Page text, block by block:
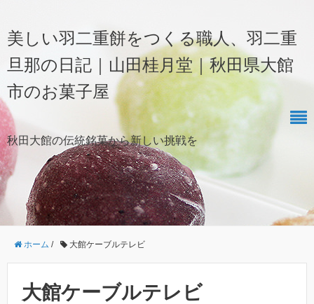
美しい羽二重餅をつくる職人、羽二重
旦那の日記｜山田桂月堂｜秋田県大館
市のお菓子屋
秋田大館の伝統銘菓から新しい挑戦を
ホーム / 大館ケーブルテレビ
大館ケーブルテレビ